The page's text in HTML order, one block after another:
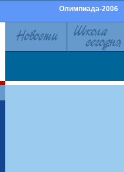
Олимпиада-2006